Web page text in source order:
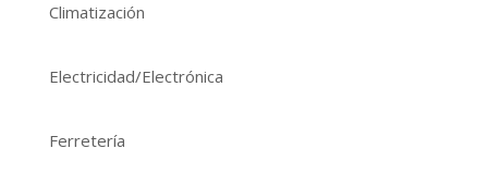
Climatización
Electricidad/Electrónica
Ferretería